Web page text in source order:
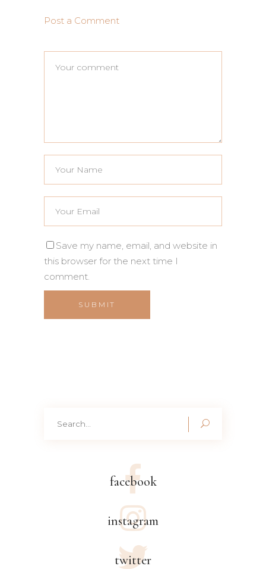
Post a Comment
Save my name, email, and website in
this browser for the next time I
comment.
facebook
instagram
twitter